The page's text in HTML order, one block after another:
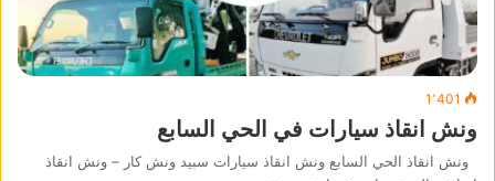
1٬401
ونش انقاذ سيارات في الحي السابع
ونش انقاذ الحي السابع ونش انقاذ سيارات سبيد ونش كار – ونش انقاذ